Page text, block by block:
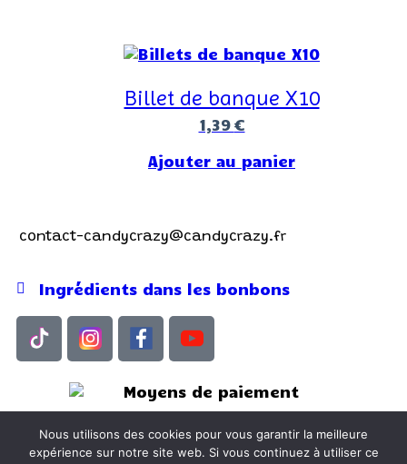
Billet de banque X10
1,39 €
Ajouter au panier
contact-candycrazy@candycrazy.fr
Ingrédients dans les bonbons
Conditions Générales de Vente
Mentions légales
Nous utilisons des cookies pour vous garantir la meilleure
expérience sur notre site web. Si vous continuez à utiliser ce